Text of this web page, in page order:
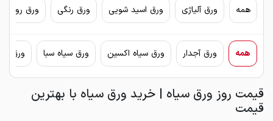
همه ورق آلیاژی ورق اسید شویی ورق رنگی ورق
همه ورق آجدار ورق سیاه اکسین ورق سیاه سبا ورق
قیمت روز ورق سیاه | خرید ورق سیاه با بهترین
قیمت